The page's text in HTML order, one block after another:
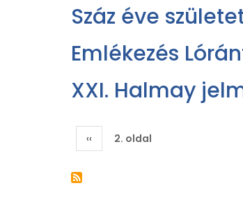
Száz éve
Emlékezés
XXI. Halmay
Oldalszámozás
Előző
oldal
‹‹ 2. oldal